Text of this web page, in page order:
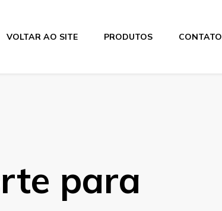
VOLTAR AO SITE PRODUTOS CONTATO
para